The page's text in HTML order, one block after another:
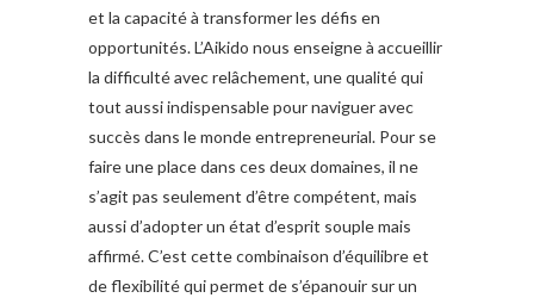
et la capacité à transformer les défis en
opportunités. L’Aikido nous enseigne à accueillir
la difficulté avec relâchement, une qualité qui
tout aussi indispensable pour naviguer avec
succès dans le monde entrepreneurial. Pour se
faire une place dans ces deux domaines, il ne
s’agit pas seulement d’être compétent, mais
aussi d’adopter un état d’esprit souple mais
affirmé. C’est cette combinaison d’équilibre et
de flexibilité qui permet de s’épanouir sur un